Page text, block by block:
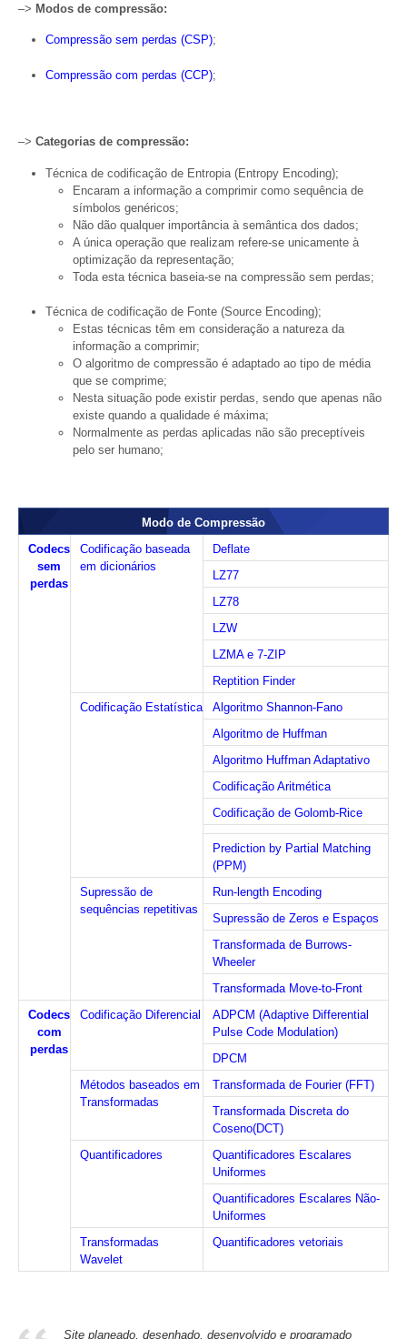
–> Modos de compressão:
Compressão sem perdas (CSP);
Compressão com perdas (CCP);
–> Categorias de compressão:
Técnica de codificação de Entropia (Entropy Encoding);
Encaram a informação a comprimir como sequência de
símbolos genéricos;
Não dão qualquer importância à semântica dos dados;
A única operação que realizam refere-se unicamente à
optimização da representação;
Toda esta técnica baseia-se na compressão sem perdas;
Técnica de codificação de Fonte (Source Encoding);
Estas técnicas têm em consideração a natureza da
informação a comprimir;
O algoritmo de compressão é adaptado ao tipo de média
que se comprime;
Nesta situação pode existir perdas, sendo que apenas não
existe quando a qualidade é máxima;
Normalmente as perdas aplicadas não são preceptíveis
pelo ser humano;
Modo de Compressão
Codecs
sem
perdas
Codificação baseada
em dicionários
Deflate
LZ77
LZ78
LZW
LZMA e 7-ZIP
Reptition Finder
Codificação Estatística
Algoritmo Shannon-Fano
Algoritmo de Huffman
Algoritmo Huffman Adaptativo
Codificação Aritmética
Codificação de Golomb-Rice
Prediction by Partial Matching
(PPM)
Supressão de
sequências repetitivas
Run-length Encoding
Supressão de Zeros e Espaços
Transformada de Burrows-
Wheeler
Transformada Move-to-Front
Codecs
com
perdas
Codificação Diferencial
ADPCM (Adaptive Differential
Pulse Code Modulation)
DPCM
Métodos baseados em
Transformadas
Transformada de Fourier (FFT)
Transformada Discreta do
Coseno(DCT)
Quantificadores
Quantificadores Escalares
Uniformes
Quantificadores Escalares Não-
Uniformes
Quantificadores vetoriais
Transformadas
Wavelet
Site planeado, desenhado, desenvolvido e programado